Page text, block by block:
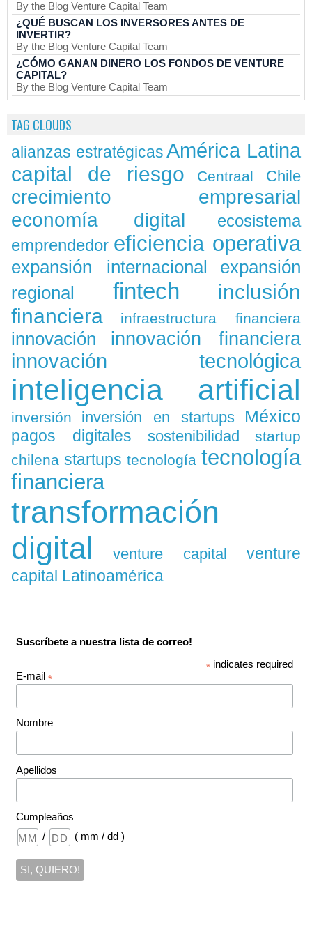
By the Blog Venture Capital Team
¿QUÉ BUSCAN LOS INVERSORES ANTES DE
INVERTIR?
By the Blog Venture Capital Team
¿CÓMO GANAN DINERO LOS FONDOS DE VENTURE
CAPITAL?
By the Blog Venture Capital Team
TAG CLOUDS
alianzas estratégicas América Latina
capital de riesgo Centraal Chile
crecimiento empresarial
economía digital
ecosistema
emprendedor eficiencia operativa
expansión internacional
expansión
regional
fintech
inclusión
financiera
infraestructura financiera
innovación innovación financiera
innovación tecnológica
inteligencia artificial
inversión inversión en startups México
pagos digitales sostenibilidad
startup
chilena startups tecnología tecnología
financiera
transformación
digital
venture capital
venture
capital Latinoamérica
Suscríbete a nuestra lista de correo!
* indicates required
E-mail *
Nombre
Apellidos
Cumpleaños
/
( mm / dd )